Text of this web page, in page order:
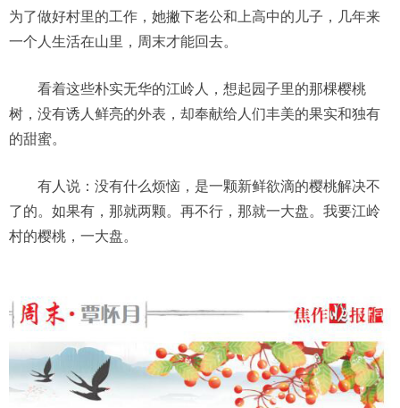
为了做好村里的工作，她撇下老公和上高中的儿子，几年来
一个人生活在山里，周末才能回去。
看着这些朴实无华的江岭人，想起园子里的那棵樱桃
树，没有诱人鲜亮的外表，却奉献给人们丰美的果实和独有
的甜蜜。
有人说：没有什么烦恼，是一颗新鲜欲滴的樱桃解决不
了的。如果有，那就两颗。再不行，那就一大盘。我要江岭
村的樱桃，一大盘。